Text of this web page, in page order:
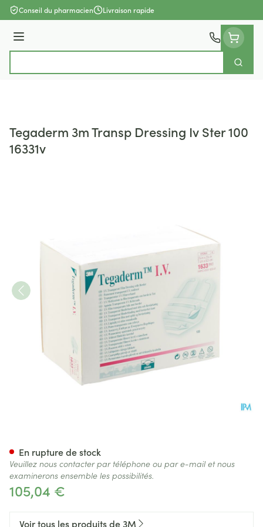
Aller au contenu
Conseil du pharmacien Livraison rapide
Menu
Tegaderm 3m Transp Dressing Iv Ster 100
16331v
105,04 €
En rupture de stock
Veuillez nous contacter par téléphone ou par e-mail et nous
examinerons ensemble les possibilités.
Voir tous les produits de 3M